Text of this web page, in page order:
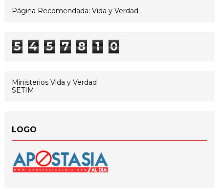
Página Recomendada: Vida y Verdad
5 4 5 7 8 1 0
Ministerios Vida y Verdad
SETIM
LOGO